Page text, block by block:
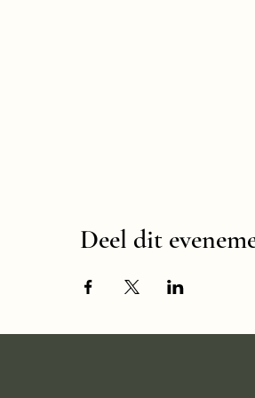
Deel dit